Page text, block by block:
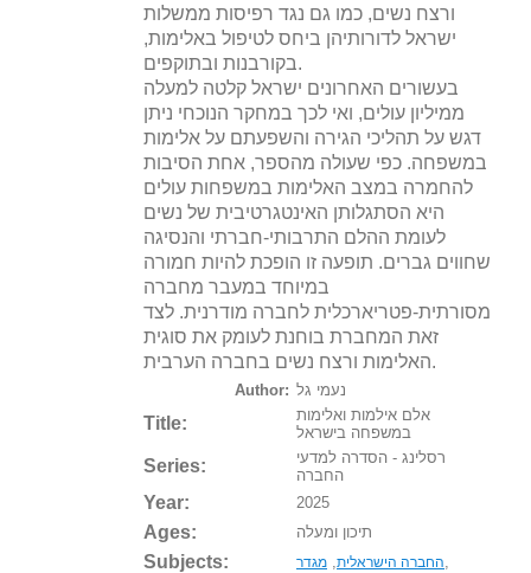
ורצח נשים, כמו גם נגד רפיסות ממשלות
ישראל לדורותיהן ביחס לטיפול באלימות,
בקורבנות ובתוקפים.
בעשורים האחרונים ישראל קלטה למעלה
ממיליון עולים, ואי לכך במחקר הנוכחי ניתן
דגש על תהליכי הגירה והשפעתם על אלימות
במשפחה. כפי שעולה מהספר, אחת הסיבות
להחמרה במצב האלימות במשפחות עולים
היא הסתגלותן האינטגרטיבית של נשים
לעומת ההלם התרבותי-חברתי והנסיגה
שחווים גברים. תופעה זו הופכת להיות חמורה
במיוחד במעבר מחברה
מסורתית-פטריארכלית לחברה מודרנית. לצד
זאת המחברת בוחנת לעומק את סוגית
האלימות ורצח נשים בחברה הערבית.
Author: נעמי גל
Title:
אלם אילמות ואלימות
במשפחה בישראל
Series:
רסלינג - הסדרה למדעי
החברה
Year: 2025
Ages: תיכון ומעלה
Subjects: החברה הישראלית, מגדר ,